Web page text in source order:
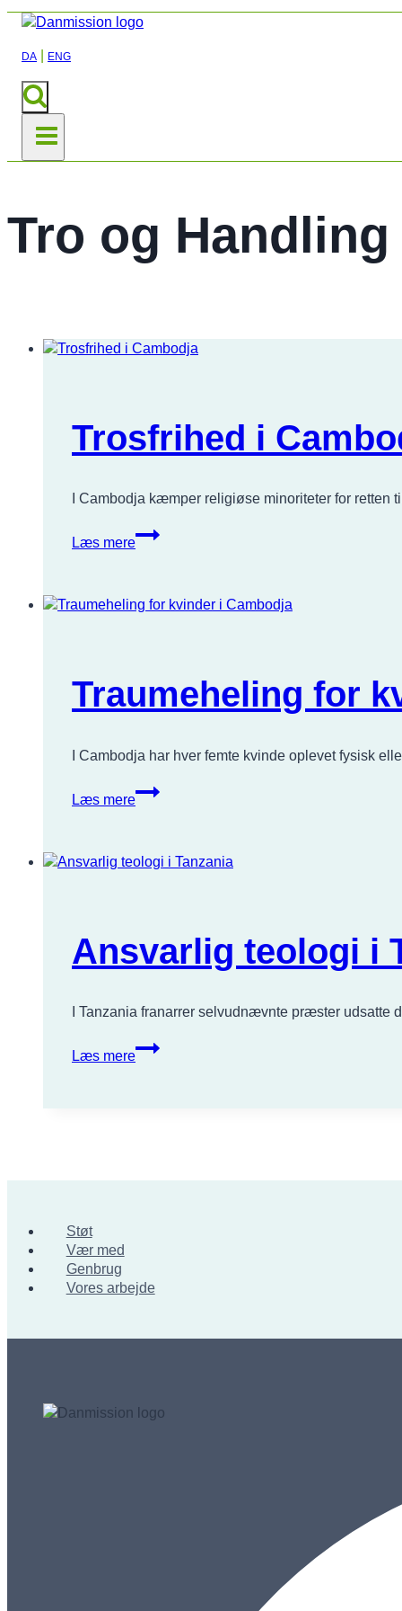
DA ENG
Tro og Handling
Trosfrihed i
I Cambodja kæmper religiøse minoriteter for
Læs mere
Trosfrihed
i
Traumeheling for
I Cambodja har hver femte kvinde oplevet fysisk
Læs mere
Traumeheling
for
Cambodja
Ansvarlig teologi i
I Tanzania franarrer selvudnævnte præster
Læs mere
Ansvarlig
teologi
Støt
Vær med
Genbrug
Vores arbejde